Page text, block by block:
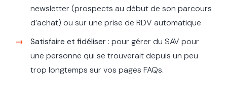
newsletter (prospects au début de son parcours
d’achat) ou sur une prise de RDV automatique
Satisfaire et fidéliser : pour gérer du SAV pour
une personne qui se trouverait depuis un peu
trop longtemps sur vos pages FAQs.